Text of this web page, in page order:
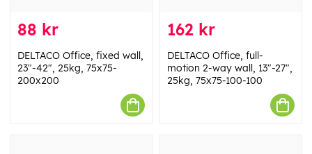
88 kr
DELTACO Office, fixed wall,
23"-42", 25kg, 75x75-
200x200
162 kr
DELTACO Office, full-
motion 2-way wall, 13"-27",
25kg, 75x75-100-100